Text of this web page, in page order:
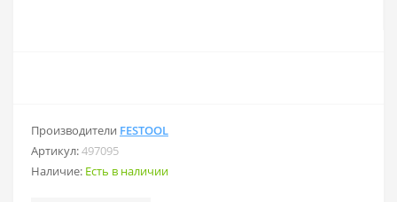
Производители FESTOOL
Артикул:497095
Наличие: Есть в наличии